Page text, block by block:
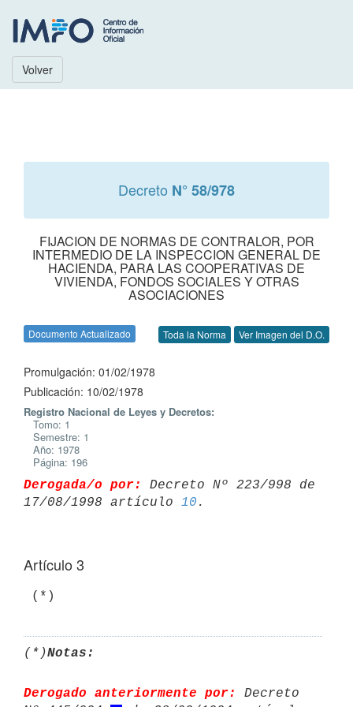
Volver
Decreto N° 58/978
FIJACION DE NORMAS DE CONTRALOR, POR
INTERMEDIO DE LA INSPECCION GENERAL DE
HACIENDA, PARA LAS COOPERATIVAS DE
VIVIENDA, FONDOS SOCIALES Y OTRAS
ASOCIACIONES
Documento Actualizado Toda la Norma Ver Imagen del D.O.
Promulgación: 01/02/1978
Publicación: 10/02/1978
Registro Nacional de Leyes y Decretos:
Tomo: 1
Semestre: 1
Año: 1978
Página: 196
Derogada/o por:
Decreto Nº 223/998 de
17/08/1998 artículo 10
Artículo 3
(*)Notas:
Derogado anteriormente por:
Decreto